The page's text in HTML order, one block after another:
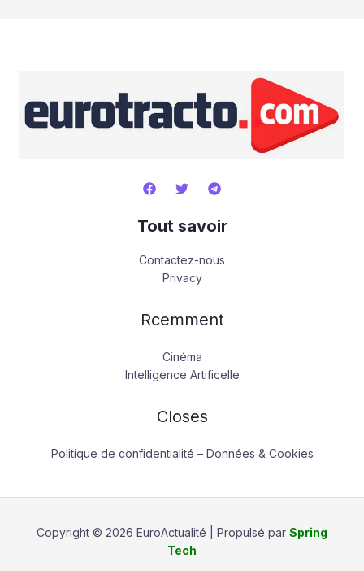
Tout savoir
Contactez-nous
Privacy
Rcemment
Cinéma
Intelligence Artificelle
Closes
Politique de confidentialité – Données & Cookies
Copyright © 2026 EuroActualité | Propulsé par Spring
Tech